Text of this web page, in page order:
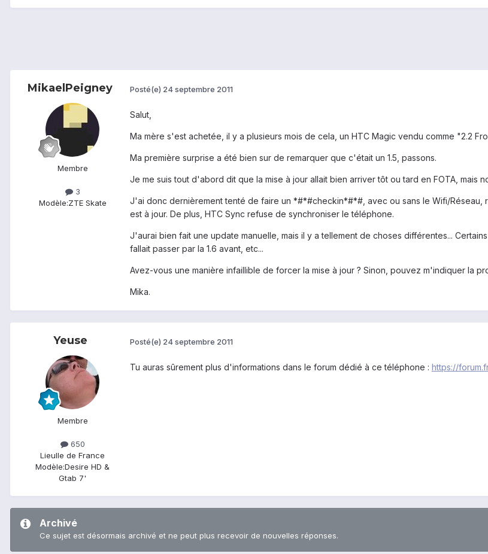
MikaelPeigney
Membre
3
Modèle:ZTE Skate
Posté(e) 24 septembre 2011
Salut,
Ma mère s'est achetée, il y a plusieurs mois de cela, un HTC Magic vendu comme "2.2
Ma première surprise a été bien sur de remarquer que c'était un 1.5, passons.
Je me suis tout d'abord dit que la mise à jour allait bien arriver tôt ou tard en FOTA, mais
J'ai donc dernièrement tenté de faire un *#*#checkin*#*#, avec ou sans le Wifi/Réseau,
est à jour. De plus, HTC Sync refuse de synchroniser le téléphone.
J'aurai bien fait une update manuelle, mais il y a tellement de choses différentes...
fallait passer par la 1.6 avant, etc...
Avez-vous une manière infaillible de forcer la mise à jour ? Sinon, pouvez m'indiquer la
Mika.
Yeuse
Membre
650
LieuIle de France
Modèle:Desire HD &
Gtab 7'
Posté(e) 24 septembre 2011
Tu auras sûrement plus d'informations dans le forum dédié à ce téléphone : https://
Archivé
Ce sujet est désormais archivé et ne peut plus recevoir de nouvelles réponses.